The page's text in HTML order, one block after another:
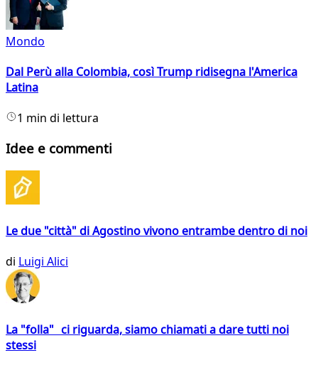
Mondo
Dal Perù alla Colombia, così Trump ridisegna l'America
Latina
1 min di lettura
Idee e commenti
Le due "città" di Agostino vivono entrambe dentro di noi
di Luigi Alici
La "folla" ci riguarda, siamo chiamati a dare tutti noi
stessi